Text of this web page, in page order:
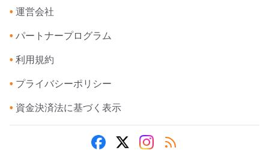
• 運営会社
• パートナープログラム
• 利用規約
• プライバシーポリシー
• 資金決済法に基づく表示